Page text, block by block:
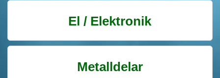
El / Elektronik
Metalldelar